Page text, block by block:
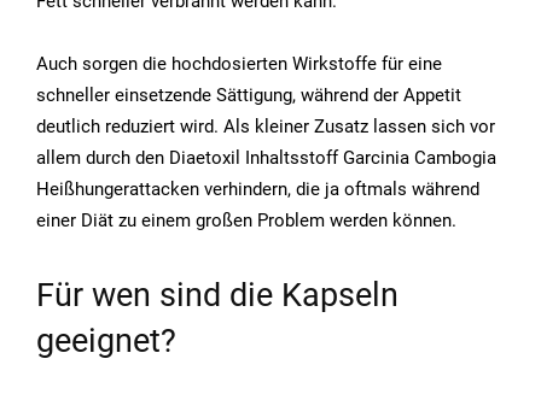
Auch sorgen die hochdosierten Wirkstoffe für eine
schneller einsetzende Sättigung, während der Appetit
deutlich reduziert wird. Als kleiner Zusatz lassen sich vor
allem durch den Diaetoxil Inhaltsstoff Garcinia Cambogia
Heißhungerattacken verhindern, die ja oftmals während
einer Diät zu einem großen Problem werden können.
Für wen sind die Kapseln
geeignet?